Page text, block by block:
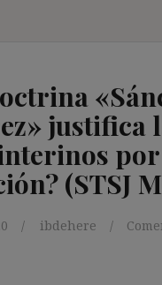
justifica
(STSJ
ibdehere